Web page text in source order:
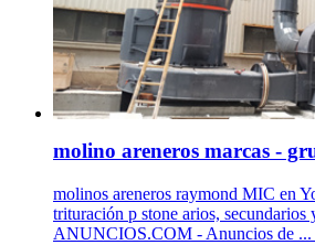
molino areneros marcas -
molinos areneros raymond MIC en
trituración p stone arios,
ANUNCIOS.COM - Anuncios de ...